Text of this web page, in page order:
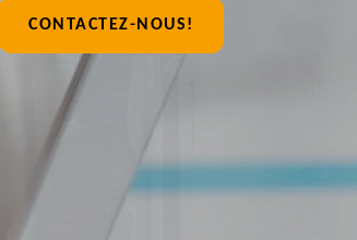
CONTACTEZ-NOUS!